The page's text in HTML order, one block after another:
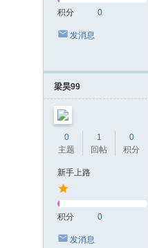
积分 0
发消息
梁昊99
0
主题
1
回帖
0
积分
新手上路
积分 0
发消息